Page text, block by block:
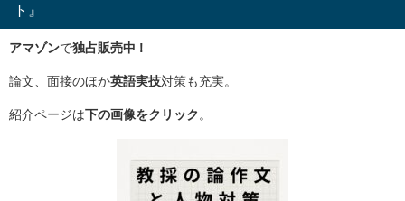
ト』
アマゾンで独占販売中 !
論文、面接のほか英語実技対策も充実。
紹介ページは下の画像をクリック 。